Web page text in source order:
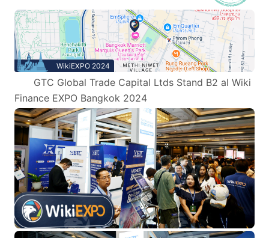
WikiEXPO 2024
GTC Global Trade Capital Ltds Stand B2 al Wiki
Finance EXPO Bangkok 2024